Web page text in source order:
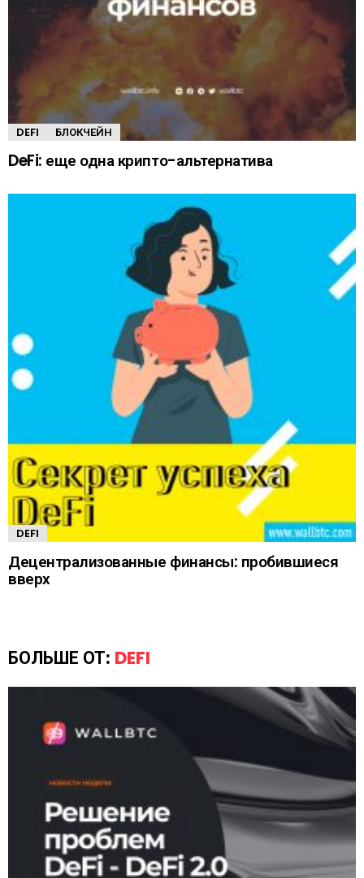
DEFI БЛОКЧЕЙН
DeFi: еще одна крипто-альтернатива
DEFI
Децентрализованные финансы: пробившиеся
вверх
БОЛЬШЕ ОТ: DEFI